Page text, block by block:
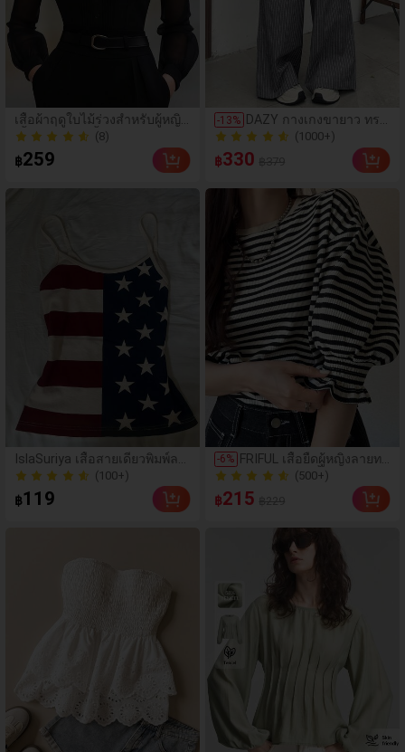
เสื้อผ้าฤดูใบไม้ร่วงสำหรับผู้หญิง,
เสื้อแขนยาวสีพื้นแบบสบายๆ ทร
งเข้ารูป, ตัวเลือกที่สมบูรณ์แบบ
สำหรับชุดทำงานฤดูใบไม้ร่วง. สี
(8)
฿259
IslaSuriya เสื้อสายเดี่ยวพิมพ์ลา
ยธงชาติอเมริกันสำหรับผู้หญิง ต้
อนรับวันประกาศอิสรภาพ ฤดูร้
อน
(100+)
200+ ขายแล้ว
200+ ขายแล้ว
฿119
-13% DAZY กางเกงขายาว ทรง
กระบอก เอวยางยืด ลายท
าง สีพื้น
(1000+)
200+ ขายแล้ว
200+ ขายแล้ว
฿330
-6% FRIFUL เสื้อยืดผู้หญิงลายทา
งคอกลมแขนสั้นปลายแขน
พับ เสื้อยืดกราฟิกฤดูร้อน
(500+)
400+ ขายแล้ว
400+ ขายแล้ว
฿215